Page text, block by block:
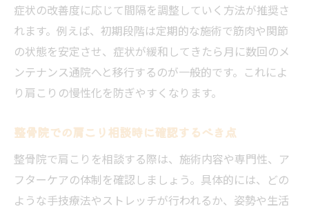
症状の改善度に応じて間隔を調整していく方法が推奨さ
れます。例えば、初期段階は定期的な施術で筋肉や関節
の状態を安定させ、症状が緩和してきたら月に数回のメ
ンテナンス通院へと移行するのが一般的です。これによ
り肩こりの慢性化を防ぎやすくなります。
整骨院での肩こり相談時に確認するべき点
整骨院で肩こりを相談する際は、施術内容や専門性、ア
フターケアの体制を確認しましょう。具体的には、どの
ような手技療法やストレッチが行われるか、姿勢や生活